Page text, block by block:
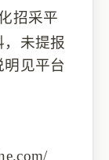
招采平
，未提报
见平台